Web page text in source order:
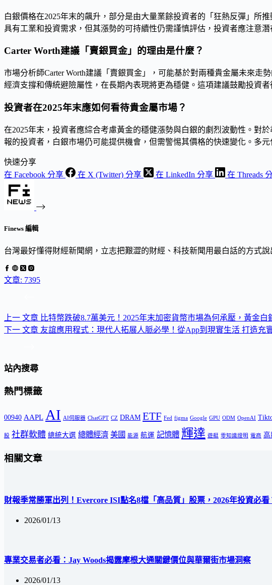
白銀價格在2025年末的飆升，部分是由大量業餘投資者的「狂熱反彈」所
具有工業和投資需求，但其漲勢的可持續性仍需謹慎評估，投資者應注意潛
Carter Worth建議「賣銀買金」的理由是什麼？
市場分析師Carter Worth建議「賣銀買金」，可能基於對兩種貴金屬未來
經濟支撐和傳統避險屬性，在長期內表現將更為穩健。這項建議鼓勵投資
投資者在2025年末應如何看待貴金屬市場？
在2025年末，投資者應綜合考慮黃金的穩健漲勢與白銀的劇烈波動性。對
報的投資者，白銀市場仍可能提供機會，但需警惕其價格的快速變化。多
快速分享
在 Facebook 分享
在 X (Twitter) 分享 在 LinkedIn 分享 在 Threads
Finews 編輯
台灣最好懂得財經新聞網，立志把艱澀的財經、科技新聞用最白話的方式說
文章: 7395
上一 文章 比特幣跌破8.7萬美元！2025年末加密貨幣市場為何承壓，黃金白
下一 文章 友誼應用程式：現代人拓展人脈必學！從App到現實生活 打造充
站內搜尋
熱門標籤
00940 AAPL AI AI伺服器 ChatGPT CZ DRAM ETF Fed figma Google GPU ODM OpenAI
股 社群軟體 總統大選 總體經濟 美國 能源 航運 記憶體 輝達 遊艇 零知識證明 電商 高
相關文章
財報季常勝軍出列！Evercore ISI點名8檔「高品質」股票，2026年投資必看
2026/01/13
專業交易者必看：Jay Woods揭露摩根大通關鍵價位與華爾街市場洞察
2026/01/13